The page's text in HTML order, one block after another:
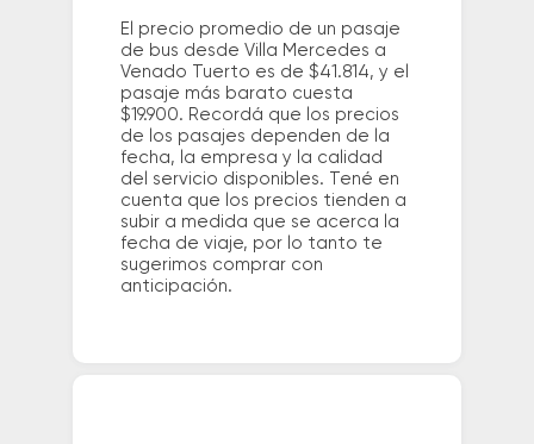
El precio promedio de un pasaje
de bus desde Villa Mercedes a
Venado Tuerto es de $41.814, y el
pasaje más barato cuesta
$19.900. Recordá que los precios
de los pasajes dependen de la
fecha, la empresa y la calidad
del servicio disponibles. Tené en
cuenta que los precios tienden a
subir a medida que se acerca la
fecha de viaje, por lo tanto te
sugerimos comprar con
anticipación.